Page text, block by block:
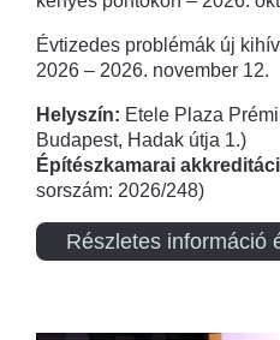
Évtizedes problémák új
2026 – 2026. november 12.
Helyszín: Etele Plaza
Budapest, Hadak útja 1.)
Építészkamarai
sorszám: 2026/248)
Részletes információ